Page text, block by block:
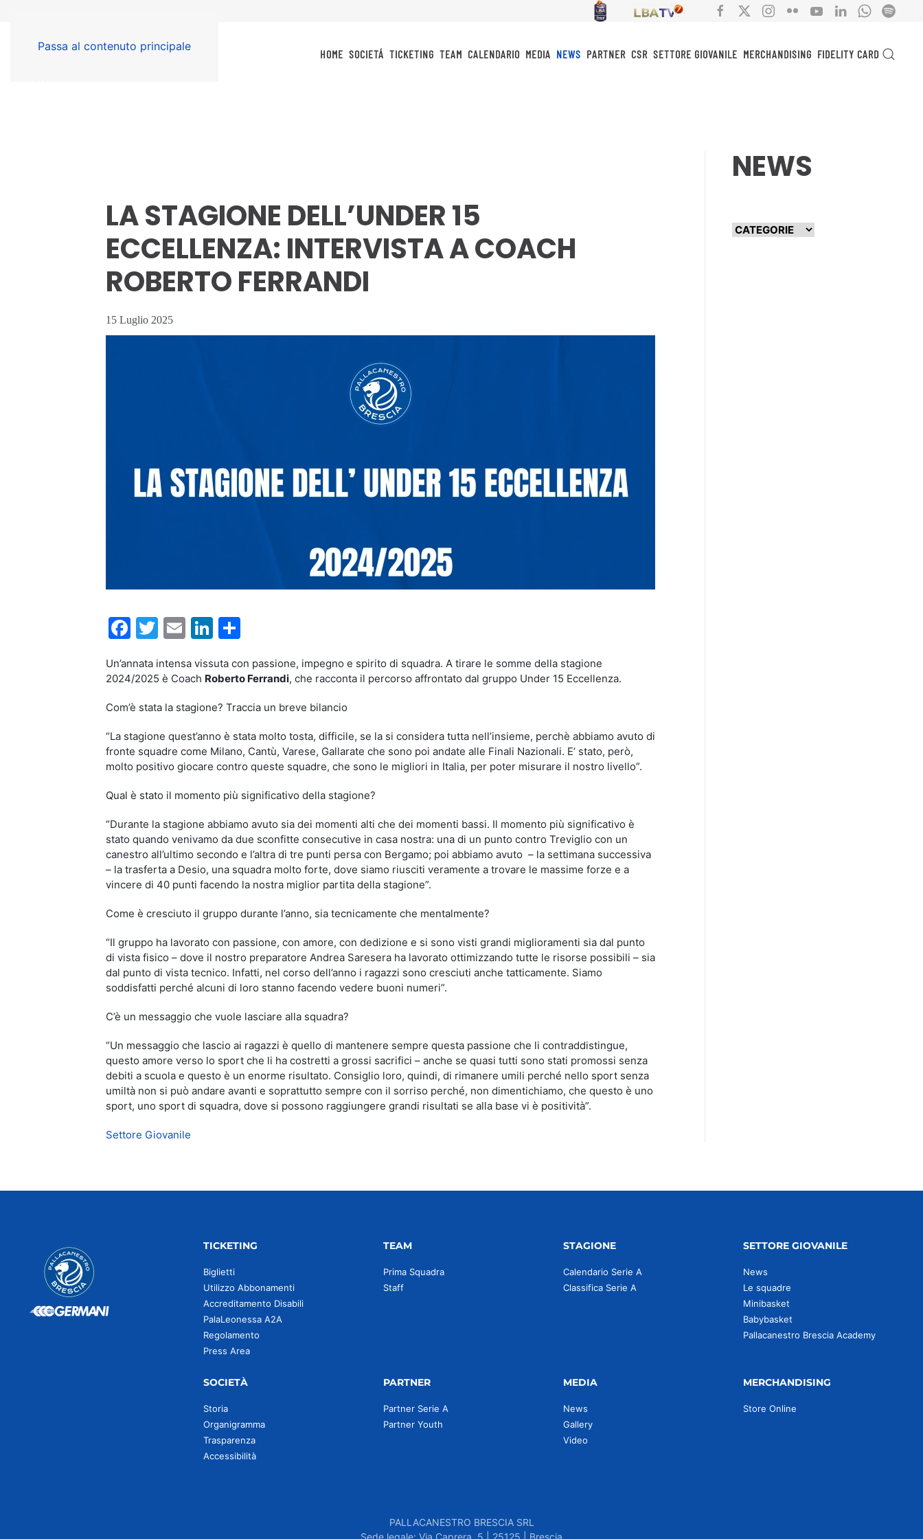
Passa al contenuto principale
HOME SOCIETÁ TICKETING TEAM CALENDARIO MEDIA NEWS PARTNER CSR SETTORE GIOVANILE MERCHANDISING FIDELITY CARD
LA STAGIONE DELL’UNDER 15
ECCELLENZA: INTERVISTA A COACH
ROBERTO FERRANDI
15 Luglio 2025
Facebook
Twitter
EmailLinkedIn
Un’annata intensa vissuta con passione, impegno e spirito di squadra. A tirare le somme della stagione
2024/2025 è Coach Roberto Ferrandi, che racconta il percorso affrontato dal gruppo Under 15 Eccellenza.
Com’è stata la stagione? Traccia un breve bilancio
“La stagione quest’anno è stata molto tosta, difficile, se la si considera tutta nell’insieme, perchè abbiamo avuto di
fronte squadre come Milano, Cantù, Varese, Gallarate che sono poi andate alle Finali Nazionali. E’ stato, però,
molto positivo giocare contro queste squadre, che sono le migliori in Italia, per poter misurare il nostro livello”.
Qual è stato il momento più significativo della stagione?
“Durante la stagione abbiamo avuto sia dei momenti alti che dei momenti bassi. Il momento più significativo è
stato quando venivamo da due sconfitte consecutive in casa nostra: una di un punto contro Treviglio con un
canestro all’ultimo secondo e l’altra di tre punti persa con Bergamo; poi abbiamo avuto – la settimana successiva
– la trasferta a Desio, una squadra molto forte, dove siamo riusciti veramente a trovare le massime forze e a
vincere di 40 punti facendo la nostra miglior partita della stagione”.
Come è cresciuto il gruppo durante l’anno, sia tecnicamente che mentalmente?
“Il gruppo ha lavorato con passione, con amore, con dedizione e si sono visti grandi miglioramenti sia dal punto
di vista fisico – dove il nostro preparatore Andrea Saresera ha lavorato ottimizzando tutte le risorse possibili – sia
dal punto di vista tecnico. Infatti, nel corso dell’anno i ragazzi sono cresciuti anche tatticamente. Siamo
soddisfatti perché alcuni di loro stanno facendo vedere buoni numeri”.
C’è un messaggio che vuole lasciare alla squadra?
“Un messaggio che lascio ai ragazzi è quello di mantenere sempre questa passione che li contraddistingue,
questo amore verso lo sport che li ha costretti a grossi sacrifici – anche se quasi tutti sono stati promossi senza
debiti a scuola e questo è un enorme risultato. Consiglio loro, quindi, di rimanere umili perché nello sport senza
umiltà non si può andare avanti e soprattutto sempre con il sorriso perché, non dimentichiamo, che questo è uno
sport, uno sport di squadra, dove si possono raggiungere grandi risultati se alla base vi è positività”.
Settore Giovanile
NEWS
TICKETING
Biglietti
Utilizzo Abbonamenti
Accreditamento Disabili
PalaLeonessa A2A
Regolamento
Press Area
TEAM
Prima Squadra
Staff
STAGIONE
Calendario Serie A
Classifica Serie A
SETTORE GIOVANILE
News
Le squadre
Minibasket
Babybasket
Pallacanestro Brescia Academy
SOCIETÀ
Storia
Organigramma
Trasparenza
Accessibilità
PARTNER
Partner Serie A
Partner Youth
MEDIA
News
Gallery
Video
MERCHANDISING
Store Online
PALLACANESTRO BRESCIA SRL
Sede legale: Via Caprera, 5 | 25125 | Brescia